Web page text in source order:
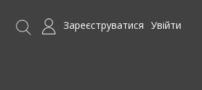
Увійти
Зареєструватися